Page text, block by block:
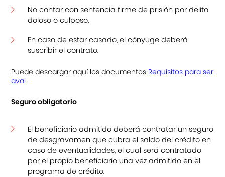
No contar con sentencia firme de prisión por delito
doloso o culposo.
En caso de estar casado, el cónyuge deberá
suscribir el contrato.
Puede descargar aquí los documentos Requisitos para ser
aval
Seguro obligatorio
El beneficiario admitido deberá contratar un seguro
de desgravamen que cubra el saldo del crédito en
caso de eventualidades, el cual será contratado
por el propio beneficiario una vez admitido en el
programa de crédito.